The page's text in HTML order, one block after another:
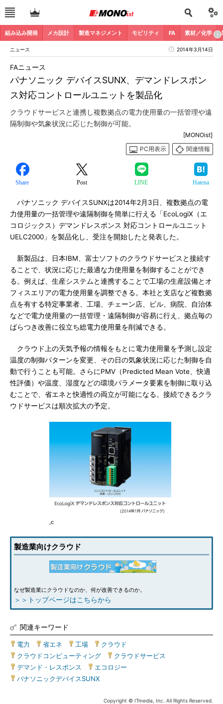
組み込み開発 メカ設計 製造マネジメント モビリティ FA 素材／化学
ニュース 2014年3月14日
パナソニック デバイスSUNX、デマンドレスポン
ス対応コントロールユニットを製品化
FAニュース
クラウドサービスと連携し複数拠点の電力使用量の一括管理や遠
隔制御や気象状況に応じた制御が可能。
[MONOist]
PC用表示
関連情報
Share Post LINE Hatena
パナソニック デバイスSUNXは2014年2月3日、複数拠点の電
力使用量の一括管理や遠隔制御を簡単に行える「EcoLogiX（エ
コロジックス）デマンドレスポンス 対応コントロールユニット
UELC2000」を製品化し、受注を開始したと発表した。
新製品は、日本IBM、富士ソフトのクラウドサービスと接続す
ることで、状況に応じた最適な力使用量を制御することができ
る。例えば、生産システムと連携することで工場の生産設備とオ
フィスエリアの電力使用量を調整できる。本社と支店など複数拠
点を有する特定事業者、工場、チェーン店、ビル、病院、自治体
などで電力使用量の一括管理・遠隔制御が容易に行え、拠点毎の
ばらつき改善に役立ち総電力使用量を削減できる。
クラウド上の天気予報の情報をもとに電力使用量を予測し設定
温度の制御パターンを変更、その日の気象状況に応じた制御を自
動で行うことも可能。さらにPMV（Predicted Mean Vote、快適
性評価）や温度、湿度などの環境パラメータ要素を制御に取り込
むことで、省エネと快適性の両立が可能になる。接続できるクラ
ウドサービスは順次拡大の予定。
,c
製造業向けクラウド
なぜ製造業にクラウドなのか、何が改善できるのか。
＞＞トップページはこちらから
関連キーワード
電力 省エネ 工場 クラウド
クラウドコンピューティング
クラウドサービス
デマンド・レスポンス
エコロジー
パナソニックデバイスSUNX
Copyright © ITmedia, Inc. All Rights Reserved.